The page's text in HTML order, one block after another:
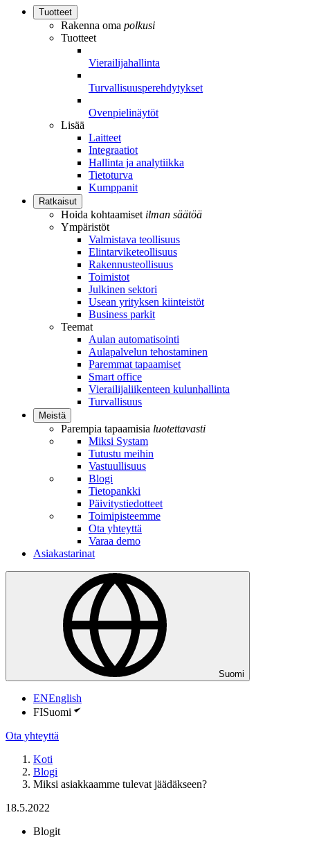
Tuotteet
Rakenna oma polkusi
Tuotteet
Vierailijahallinta
Turvallisuusperehdytykset
Ovenpielinäytöt
Lisää
Laitteet
Integraatiot
Hallinta ja analytiikka
Tietoturva
Kumppanit
Ratkaisut
Hoida kohtaamiset ilman säätöä
Ympäristöt
Valmistava teollisuus
Elintarviketeollisuus
Rakennusteollisuus
Toimistot
Julkinen sektori
Usean yrityksen kiinteistöt
Business parkit
Teemat
Aulan automatisointi
Aulapalvelun tehostaminen
Paremmat tapaamiset
Smart office
Vierailijaliikenteen kulunhallinta
Turvallisuus
Meistä
Parempia tapaamisia luotettavasti
Miksi Systam
Tutustu meihin
Vastuullisuus
Blogi
Tietopankki
Päivitystiedotteet
Toimipisteemme
Ota yhteyttä
Varaa demo
Asiakastarinat
Suomi
ENEnglish
FISuomi
Ota yhteyttä
Koti
Blogi
Miksi asiakkaamme tulevat jäädäkseen?
18.5.2022
Blogit